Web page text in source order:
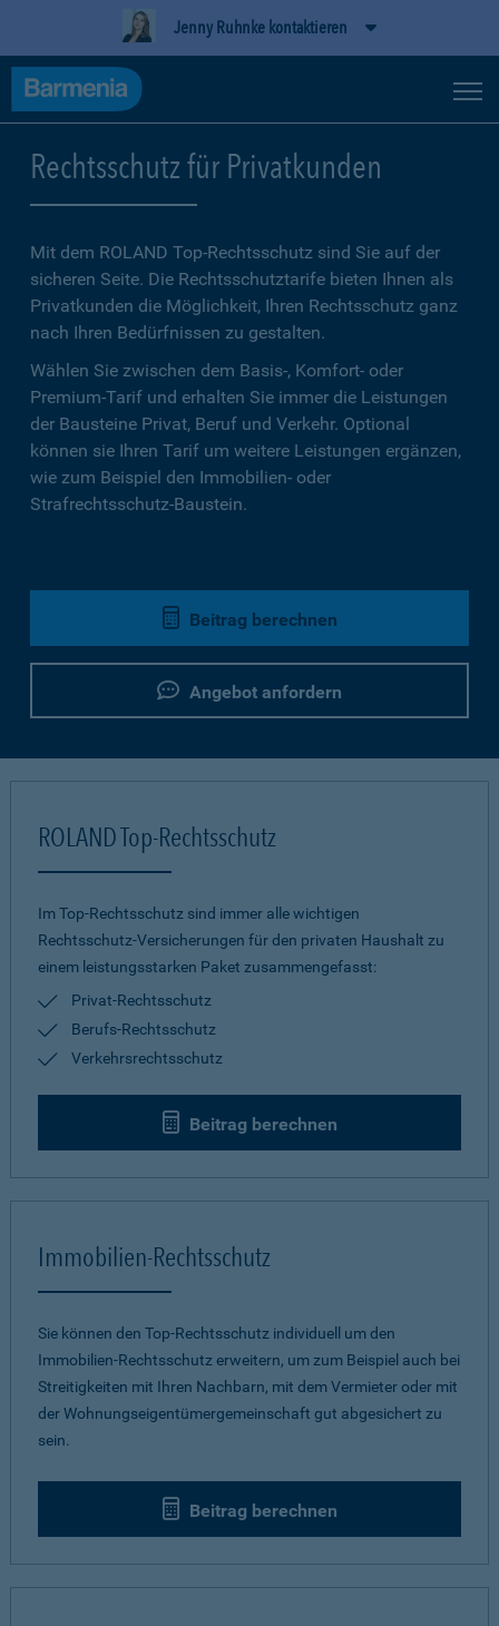
Jenny Ruhnke kontaktieren
Rechtsschutz für Privatkunden
Mit dem ROLAND Top-Rechtsschutz sind Sie auf der
sicheren Seite. Die Rechtsschutztarife bieten Ihnen als
Privatkunden die Möglichkeit, Ihren Rechtsschutz ganz
nach Ihren Bedürfnissen zu gestalten.
Wählen Sie zwischen dem Basis-, Komfort- oder
Premium-Tarif und erhalten Sie immer die Leistungen
der Bausteine Privat, Beruf und Verkehr. Optional
können sie Ihren Tarif um weitere Leistungen ergänzen,
wie zum Beispiel den Immobilien- oder
Strafrechtsschutz-Baustein.
Beitrag berechnen
Angebot anfordern
ROLAND Top-Rechtsschutz
Im Top-Rechtsschutz sind immer alle wichtigen
Rechtsschutz-Versicherungen für den privaten Haushalt zu
einem leistungsstarken Paket zusammengefasst:
Privat-Rechtsschutz
Berufs-Rechtsschutz
Verkehrsrechtsschutz
Beitrag berechnen
Immobilien-Rechtsschutz
Sie können den Top-Rechtsschutz individuell um den
Immobilien-Rechtsschutz erweitern, um zum Beispiel auch bei
Streitigkeiten mit Ihren Nachbarn, mit dem Vermieter oder mit
der Wohnungseigentümergemeinschaft gut abgesichert zu
sein.
Beitrag berechnen